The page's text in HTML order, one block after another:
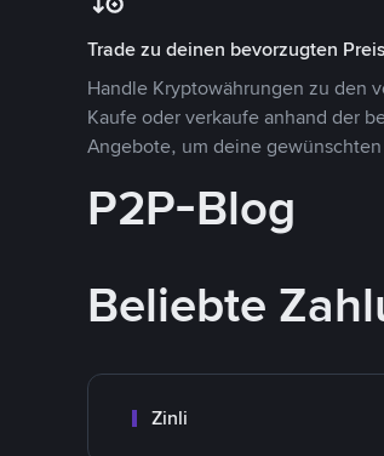
Trade zu deinen bevorzugten
Handle Kryptowährungen zu den
Kaufe oder verkaufe anhand der
Angebote, um deine
P2P-Blog
Beliebte
Zinli